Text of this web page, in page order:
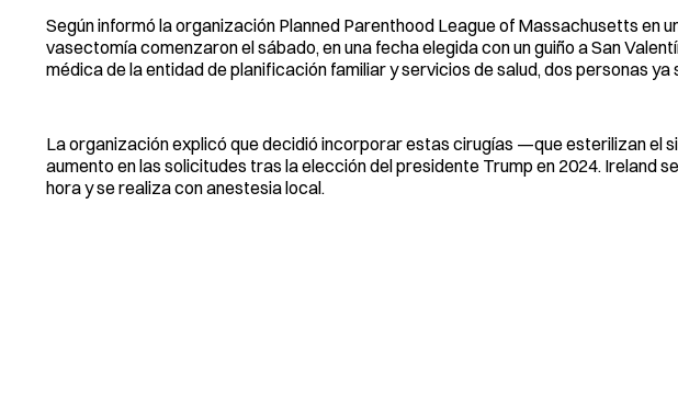
Según informó la organización Planned Parenthood League of Massachusetts en
vasectomía comenzaron el sábado, en una fecha elegida con un guiño a San
médica de la entidad de planificación familiar y servicios de salud, dos personas
La organización explicó que decidió incorporar estas cirugías —que esterilizan
aumento en las solicitudes tras la elección del presidente Trump en 2024. Ireland
hora y se realiza con anestesia local.